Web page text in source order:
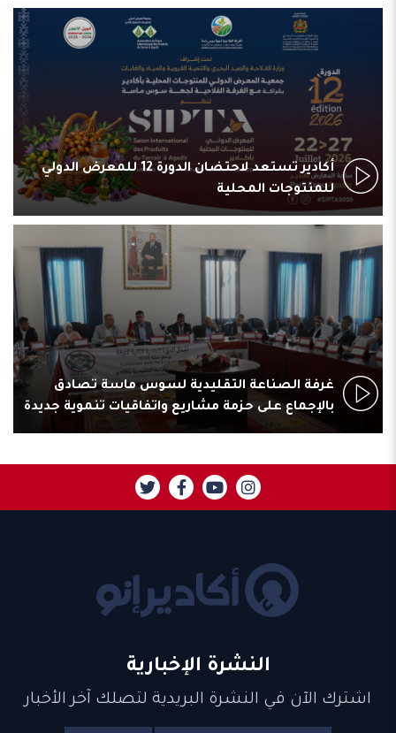
أكادير تستعد لاحتضان الدورة 12 للمعرض الدولي
للمنتوجات المحلية
غرفة الصناعة التقليدية لسوس ماسة تصادق
بالإجماع على حزمة مشاريع واتفاقيات تنموية جديدة
النشرة الإخبارية
اشترك الآن في النشرة البريدية لتصلك آخر الأخبار